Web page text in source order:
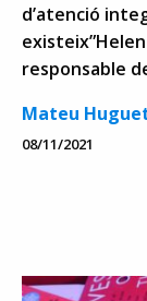
d’atenció
responsable
Mateu
08/11/2021